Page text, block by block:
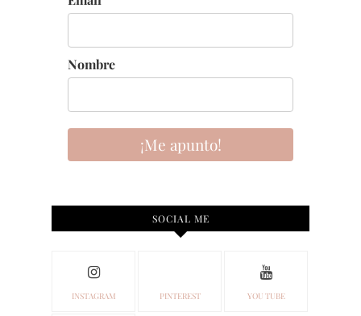
Nombre
¡Me apunto!
SOCIAL ME
INSTAGRAM PINTEREST YOU TUBE